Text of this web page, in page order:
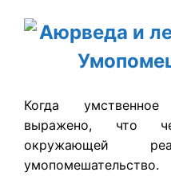
Когда
выражено, что
окружающей